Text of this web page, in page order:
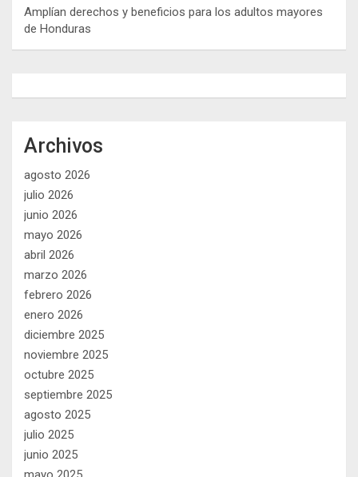
Amplían derechos y beneficios para los adultos mayores
de Honduras
Archivos
agosto 2026
julio 2026
junio 2026
mayo 2026
abril 2026
marzo 2026
febrero 2026
enero 2026
diciembre 2025
noviembre 2025
octubre 2025
septiembre 2025
agosto 2025
julio 2025
junio 2025